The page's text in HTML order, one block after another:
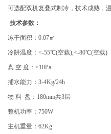
可选配双机复叠式制冷，技术成熟，
技术参数：
冻干面积：0.07㎡
冷阱温度：<-55℃(空载),<-80℃(空载)
真 空 度：<10Pa
捕水能力：3-4Kg/24h
物 料 盘：180mm共3层
整机功率：750W
主机重量：62Kg